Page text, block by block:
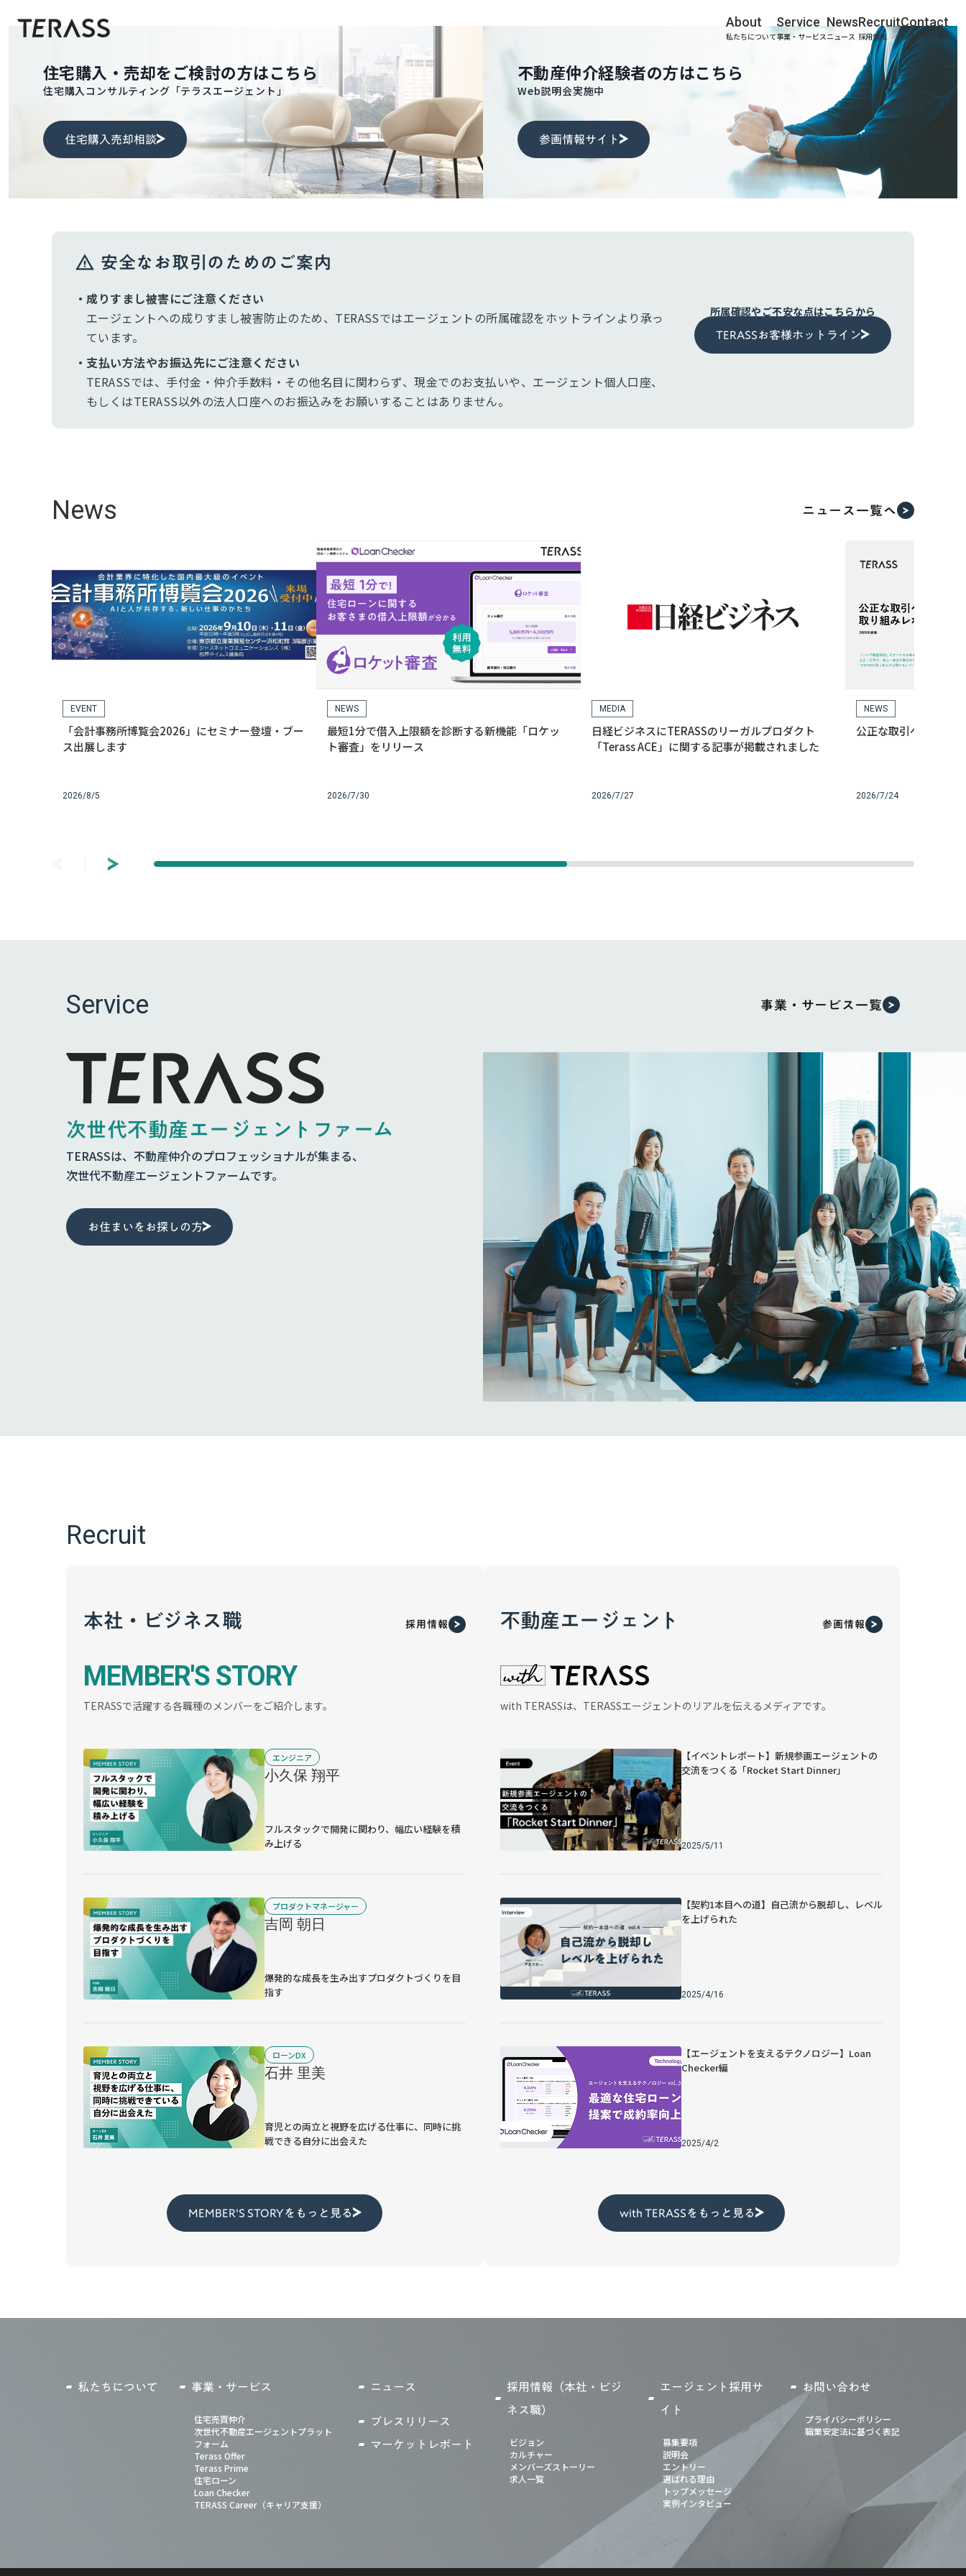
About
私たちについて
Service
事業・サービス
News
ニュース
Recruit
採用情報
Contact
お問い合わせ
住宅購入・売却をご検討の方はこちら
住宅購入コンサルティング「テラスエージェント」
住宅購入売却相談
不動産仲介経験者の方はこちら
Web説明会実施中
参画情報サイト
安全なお取引のためのご案内
・成りすまし被害にご注意ください
エージェントへの成りすまし被害防止のため、TERASSではエージェントの所属確認をホットラインより承っ
ています。
・支払い方法やお振込先にご注意ください
TERASSでは、手付金・仲介手数料・その他名目に関わらず、現金でのお支払いや、エージェント個人口座、
もしくはTERASS以外の法人口座へのお振込みをお願いすることはありません。
所属確認やご不安な点はこちらから
TERASSお客様ホットライン
News ニュース一覧へ
EVENT
「会計事務所博覧会2026」にセミナー登壇・ブー
ス出展します
2026/8/5
NEWS
最短1分で借入上限額を診断する新機能「ロケッ
ト審査」をリリース
2026/7/30
MEDIA
日経ビジネスにTERASSのリーガルプロダクト
「Terass ACE」に関する記事が掲載されました
2026/7/27
NEWS
公正な取引への取り
2026/7/24
Service 事業・サービス一覧
次世代不動産エージェントファーム
TERASSは、不動産仲介のプロフェッショナルが集まる、
次世代不動産エージェントファームです。
お住まいをお探しの方
Recruit
本社・ビジネス職 採用情報
MEMBER'S STORY
TERASSで活躍する各職種のメンバーをご紹介します。
エンジニア
小久保 翔平
フルスタックで開発に関わり、幅広い経験を積
み上げる
プロダクトマネージャー
吉岡 朝日
爆発的な成長を生み出すプロダクトづくりを目
指す
ローンDX
石井 里美
育児との両立と視野を広げる仕事に、同時に挑
戦できる自分に出会えた
MEMBER'S STORYをもっと見る
不動産エージェント 参画情報
with TERASSは、TERASSエージェントのリアルを伝えるメディアです。
【イベントレポート】新規参画エージェントの
交流をつくる「Rocket Start Dinner」
2025/5/11
【契約1本目への道】自己流から脱却し、レベル
を上げられた
2025/4/16
【エージェントを支えるテクノロジー】Loan
Checker編
2025/4/2
with TERASSをもっと見る
私たちについて 事業・サービス
住宅売買仲介
次世代不動産エージェントプラット
フォーム
Terass Offer
Terass Prime
住宅ローン
Loan Checker
TERASS Career（キャリア支援）
ニュース
プレスリリース
マーケットレポート
採用情報（本社・ビジ
ネス職）
ビジョン
カルチャー
メンバーズストーリー
求人一覧
エージェント採用サ
イト
募集要項
説明会
エントリー
選ばれる理由
トップメッセージ
実例インタビュー
お問い合わせ
プライバシーポリシー
職業安定法に基づく表記